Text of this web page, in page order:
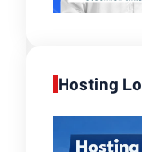
Hosting